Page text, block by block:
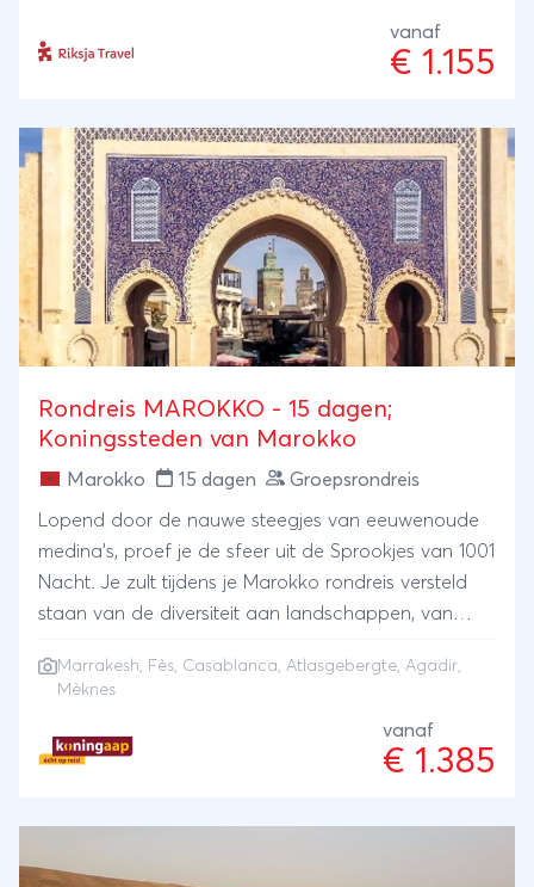
Marrakech en leert het land echt kennen via de
lokale bevolking.
vanaf
€ 1.155
Rondreis MAROKKO - 15 dagen;
Koningssteden van Marokko
Marokko 15 dagen Groepsrondreis
Lopend door de nauwe steegjes van eeuwenoude
medina’s, proef je de sfeer uit de Sprookjes van 1001
Nacht. Je zult tijdens je Marokko rondreis versteld
staan van de diversiteit aan landschappen, van
woestijnen met enorme zandduinen en de brede
proeven. In de vele gezellige restaurantjes worden
verrukkelijke tajineschotels, lamskebab en
Marrakesh, Fès, Casablanca, Atlasgebergte, Agadir,
Mèknes
vanaf
€ 1.385